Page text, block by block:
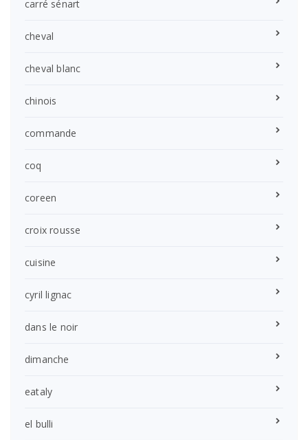
carré sénart
cheval
cheval blanc
chinois
commande
coq
coreen
croix rousse
cuisine
cyril lignac
dans le noir
dimanche
eataly
el bulli